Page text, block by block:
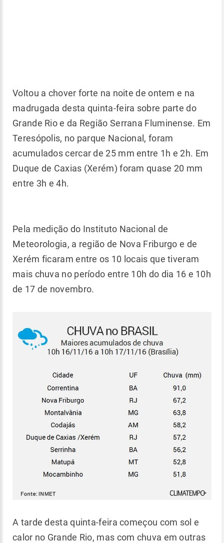
Voltou a chover forte na noite de ontem e na
madrugada desta quinta-feira sobre parte do
Grande Rio e da Região Serrana Fluminense. Em
Teresópolis, no parque Nacional, foram
acumulados cercar de 25 mm entre 1h e 2h. Em
Duque de Caxias (Xerém) foram quase 20 mm
entre 3h e 4h.
Pela medição do Instituto Nacional de
Meteorologia, a região de Nova Friburgo e de
Xerém ficaram entre os 10 locais que tiveram
mais chuva no período entre 10h do dia 16 e 10h
de 17 de novembro.
A tarde desta quinta-feira começou com sol e
calor no Grande Rio, mas com chuva em outras